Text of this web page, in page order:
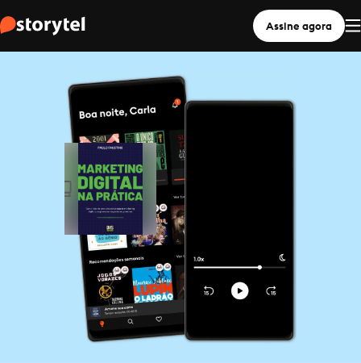
Assine agora